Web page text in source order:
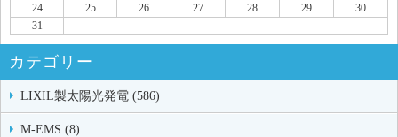
24
25 26 27 28 29
30
31
カテゴリー
LIXIL製太陽光発電 (586)
M-EMS (8)